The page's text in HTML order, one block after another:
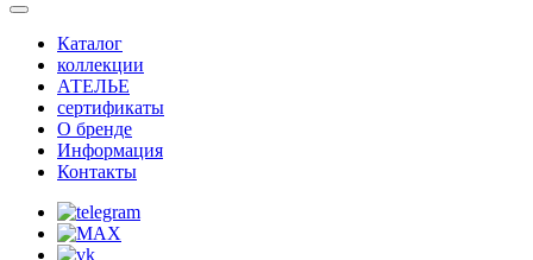
Каталог
коллекции
АТЕЛЬЕ
сертификаты
О бренде
Информация
Контакты